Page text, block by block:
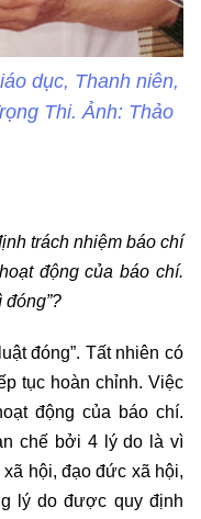
dục, Thanh niên,
Thi. Ảnh: Thảo
trách nhiệm báo chí
động của báo chí.
đóng”?
đóng”. Tất nhiên có
tục hoàn chỉnh. Việc
động của báo chí.
chế bởi 4 lý do là vì
hội, đạo đức xã hội,
lý do được quy định